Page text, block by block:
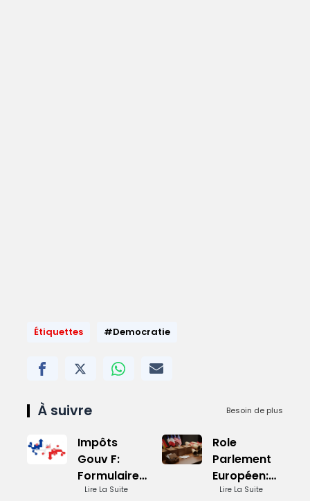
Étiquettes #Democratie
À suivre Besoin de plus
Impôts
Gouv F:
Formulaire
en Ligne
Lire La Suite
Role
Parlement
Européen:
Influence
Lire La Suite